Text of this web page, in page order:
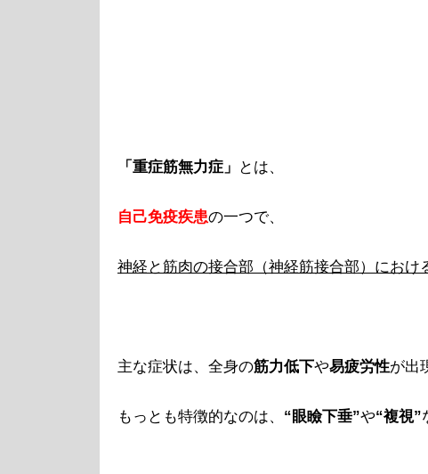
「重症筋無力症」 とは、
自己免疫疾患の一つで、
神経と筋肉の接合部（神経筋接合部）におけ
主な症状は、全身の筋力低下や易疲労性が出
もっとも特徴的なのは、 “眼瞼下垂”や“複視”